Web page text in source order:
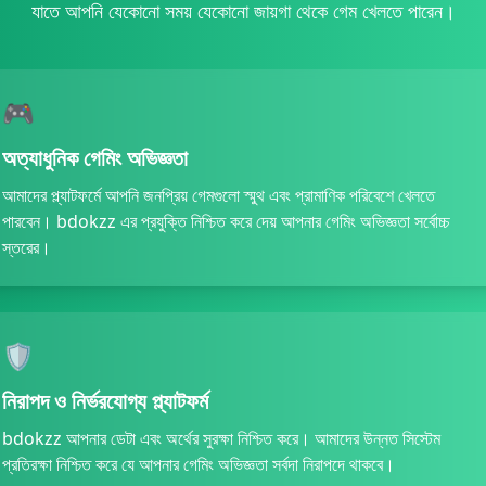
রহমানস*** বোনাস পেয়েছেন 1,000 BDT 🎉
রহমানজ*** বোনাস পেয়েছেন 1,400 BDT ✨
রহমানহ*** জ্যাকপট জিতেছেন 56,000 BDT 💥
2026 রহমানভ*** উত্তোলন সফল 4,600 BDT 🏦
রহমানপ্*** বোনাস পেয়েছেন 1,050 BDT 🎁
রহমানবেপ*** জ্যাকপট জিতেছেন 64,000 BDT 🎰
2026 রহমানসে*** জিতেছেন 38,500 BDT 🏆
রহমানকরি*** বোনাস পেয়েছেন 500 BDT 🎁
রহমানমণ*** জিতেছেন 7,000 BDT 💰
2026 রহমানজম*** উত্তোলন সফল 4,000 BDT ✅
রহমানপ্র*** বোনাস পেয়েছেন 2,250 BDT 🎉
2026 রহমানবি*** উত্তোলন সফল 14,200 BDT 💸
2026 রহমানসেন*** উত্তোলন সফল 9,400 BDT ✅
রহমানর*** রিবেট পেয়েছেন 1,500 BDT 🔄
2026 রহমানবিশ*** উত্তোলন সফল 7,700 BDT 💸
রহমানশি*** জ্যাকপট জিতেছেন 88,000 BDT 🎰
যাতে আপনি যেকোনো সময় যেকোনো জায়গা থেকে গেম খেলতে পারেন।
🎮
অত্যাধুনিক গেমিং অভিজ্ঞতা
আমাদের প্ল্যাটফর্মে আপনি জনপ্রিয় গেমগুলো স্মুথ এবং প্রামাণিক পরিবেশে খেলতে
পারবেন। bdokzz এর প্রযুক্তি নিশ্চিত করে দেয় আপনার গেমিং অভিজ্ঞতা সর্বোচ্চ
স্তরের।
🛡️
নিরাপদ ও নির্ভরযোগ্য প্ল্যাটফর্ম
bdokzz আপনার ডেটা এবং অর্থের সুরক্ষা নিশ্চিত করে। আমাদের উন্নত সিস্টেম
প্রতিরক্ষা নিশ্চিত করে যে আপনার গেমিং অভিজ্ঞতা সর্বদা নিরাপদে থাকবে।